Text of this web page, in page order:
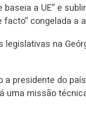
a UE” e
facto” congelada a
legislativas na
a presidente do
uma missão